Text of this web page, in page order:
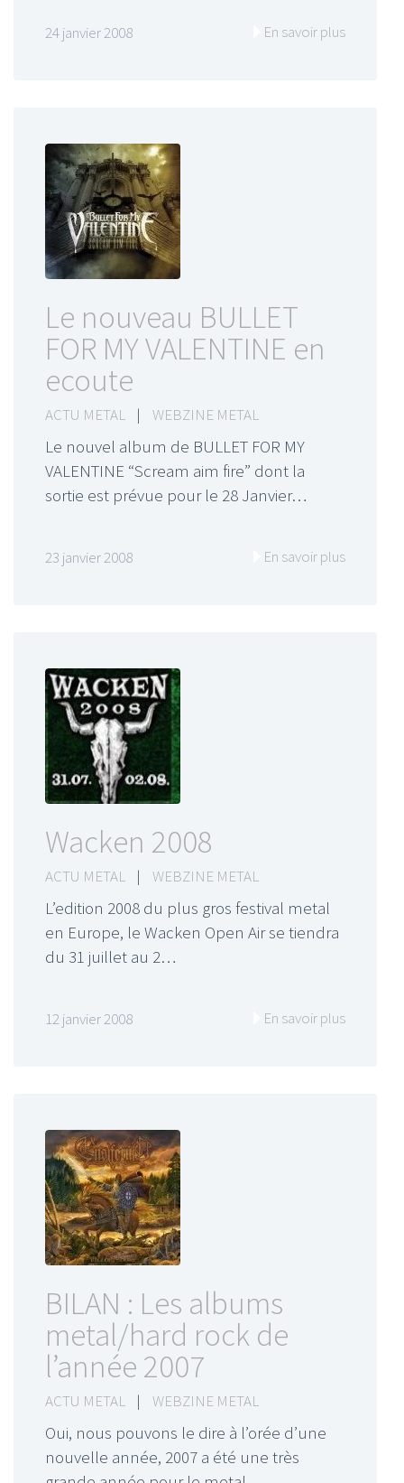
24 janvier 2008 En savoir plus
Le nouveau BULLET
FOR MY VALENTINE en
ecoute
ACTU METAL | WEBZINE METAL
Le nouvel album de BULLET FOR MY
VALENTINE “Scream aim fire” dont la
sortie est prévue pour le 28 Janvier…
23 janvier 2008 En savoir plus
Wacken 2008
ACTU METAL | WEBZINE METAL
L’edition 2008 du plus gros festival metal
en Europe, le Wacken Open Air se tiendra
du 31 juillet au 2…
12 janvier 2008 En savoir plus
BILAN : Les albums
metal/hard rock de
l’année 2007
ACTU METAL | WEBZINE METAL
Oui, nous pouvons le dire à l’orée d’une
nouvelle année, 2007 a été une très